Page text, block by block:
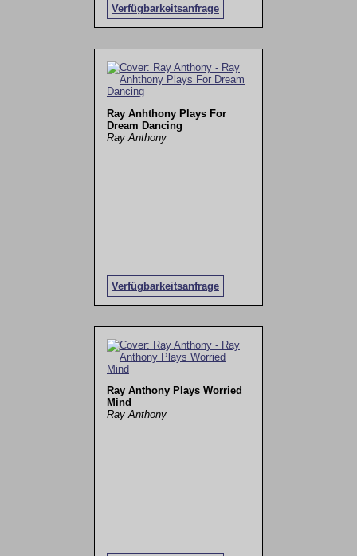
Verfügbarkeitsanfrage
Ray Anhthony Plays For
Dream Dancing
Ray Anthony
Verfügbarkeitsanfrage
Ray Anthony Plays Worried
Mind
Ray Anthony